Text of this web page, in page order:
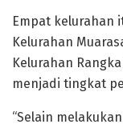
Empat kelurahan
Kelurahan
Kelurahan
menjadi tingkat
“Selain